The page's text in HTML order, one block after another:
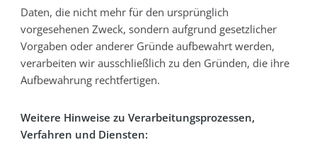
Daten, die nicht mehr für den ursprünglich
vorgesehenen Zweck, sondern aufgrund gesetzlicher
Vorgaben oder anderer Gründe aufbewahrt werden,
verarbeiten wir ausschließlich zu den Gründen, die ihre
Aufbewahrung rechtfertigen.
Weitere Hinweise zu Verarbeitungsprozessen,
Verfahren und Diensten: